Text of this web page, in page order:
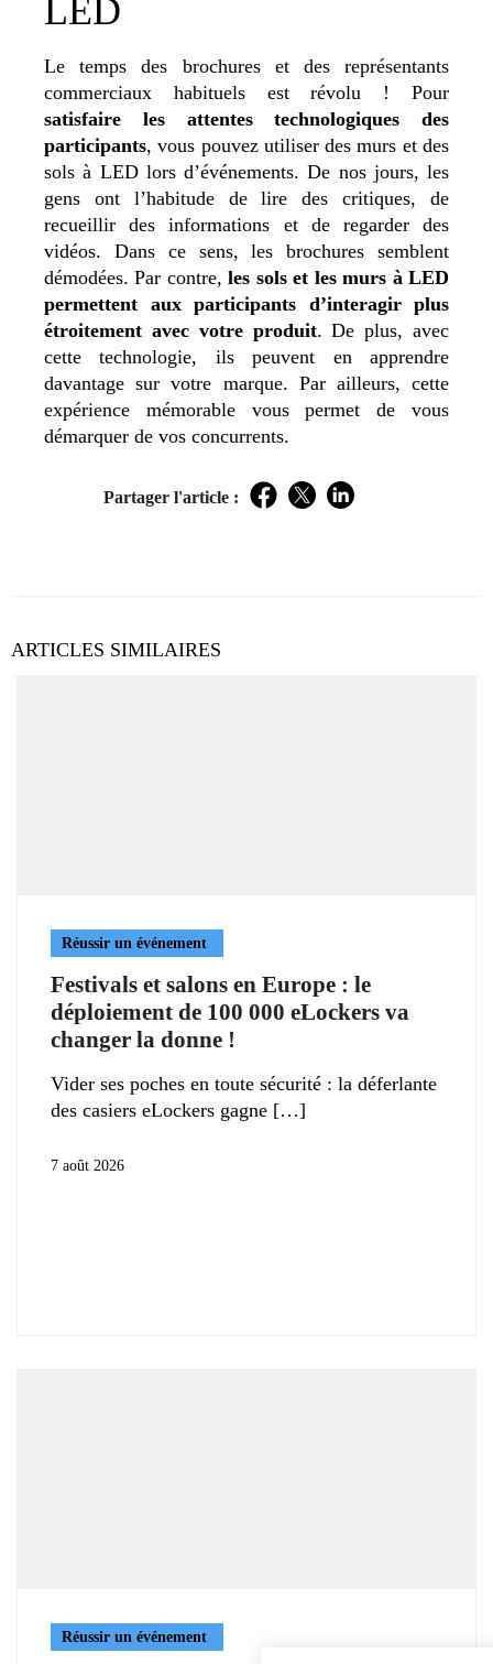
LED
Le temps des brochures et des représentants
commerciaux habituels est révolu ! Pour
satisfaire les attentes technologiques des
participants, vous pouvez utiliser des murs et des
sols à LED lors d’événements. De nos jours, les
gens ont l’habitude de lire des critiques, de
recueillir des informations et de regarder des
vidéos. Dans ce sens, les brochures semblent
démodées. Par contre,les sols et les murs à LED
permettent aux participants d’interagir plus
étroitement avec votre produit. De plus, avec
cette technologie, ils peuvent en apprendre
davantage sur votre marque. Par ailleurs, cette
expérience mémorable vous permet de vous
démarquer de vos concurrents.
Partager l'article : Facebook
TwitterLinkedIn
ARTICLES SIMILAIRES
Réussir un événement
Festivals et salons en Europe : le
déploiement de 100 000 eLockers va
changer la donne !
Vider ses poches en toute sécurité : la déferlante
des casiers eLockers gagne
7 août 2026
Réussir un événement